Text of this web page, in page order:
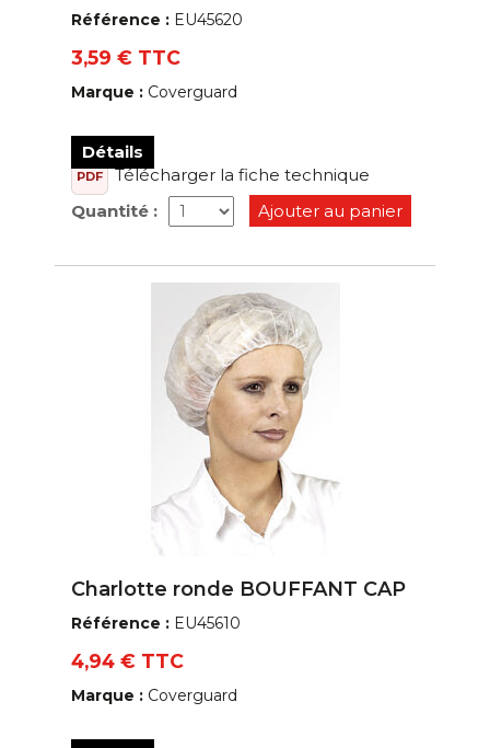
Référence : EU45620
3,59 € TTC
Marque : Coverguard
Détails
PDF
Télécharger la fiche technique
Quantité :
Ajouter au panier
Charlotte ronde BOUFFANT CAP
Référence : EU45610
4,94 € TTC
Marque : Coverguard